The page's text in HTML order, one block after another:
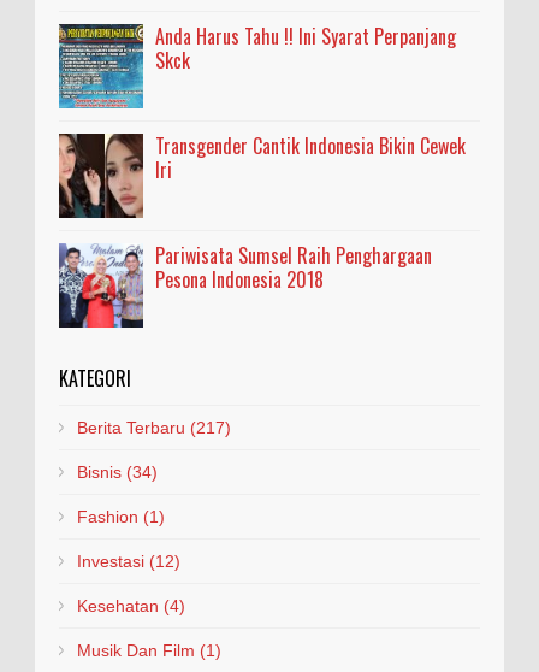
Anda Harus Tahu !! Ini Syarat Perpanjang
Skck
Transgender Cantik Indonesia Bikin Cewek
Iri
Pariwisata Sumsel Raih Penghargaan
Pesona Indonesia 2018
KATEGORI
Berita Terbaru (217)
Bisnis (34)
Fashion (1)
Investasi (12)
Kesehatan (4)
Musik Dan Film (1)